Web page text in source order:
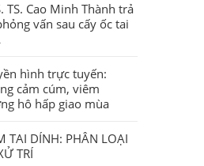
TS. Cao Minh Thành trả
vấn sau cấy ốc tai
hình trực tuyến:
cảm cúm, viêm
hô hấp giao mùa
TAI DÍNH: PHÂN LOẠI
TRÍ